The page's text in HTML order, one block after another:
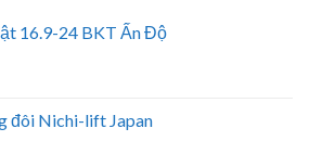
16.9-24 BKT Ấn Độ
đôi Nichi-lift Japan